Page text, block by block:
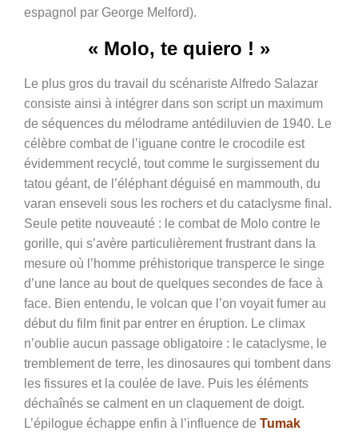
espagnol par George Melford).
« Molo, te quiero ! »
Le plus gros du travail du scénariste Alfredo Salazar
consiste ainsi à intégrer dans son script un maximum
de séquences du mélodrame antédiluvien de 1940. Le
célèbre combat de l’iguane contre le crocodile est
évidemment recyclé, tout comme le surgissement du
tatou géant, de l’éléphant déguisé en mammouth, du
varan enseveli sous les rochers et du cataclysme final.
Seule petite nouveauté : le combat de Molo contre le
gorille, qui s’avère particulièrement frustrant dans la
mesure où l’homme préhistorique transperce le singe
d’une lance au bout de quelques secondes de face à
face. Bien entendu, le volcan que l’on voyait fumer au
début du film finit par entrer en éruption. Le climax
n’oublie aucun passage obligatoire : le cataclysme, le
tremblement de terre, les dinosaures qui tombent dans
les fissures et la coulée de lave. Puis les éléments
déchaînés se calment en un claquement de doigt.
L’épilogue échappe enfin à l’influence de Tumak